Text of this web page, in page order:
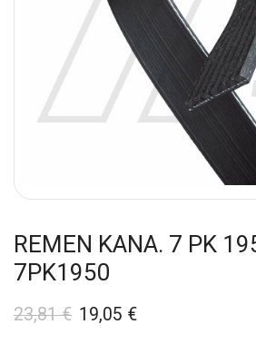
REMEN KANA. 7 PK
7PK1950
23,81€ 19,05 €